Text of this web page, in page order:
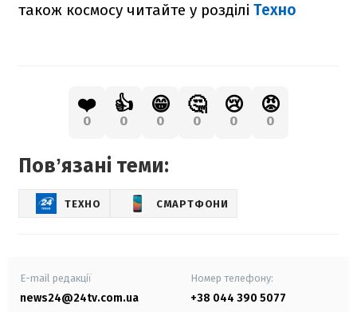
також космосу читайте у розділі Техно
❤️
0
👍
0
😁
0
🤔
0
😢
0
😡
0
Повʼязані теми:
ТЕХНО СМАРТФОНИ
E-mail редакції
news24@24tv.com.ua
Номер телефону:
+38 044 390 5077